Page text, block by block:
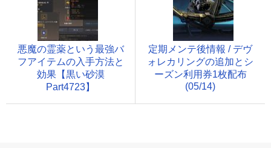
悪魔の霊薬という最強バ
フアイテムの入手方法と
効果【黒い砂漠
Part4723】
定期メンテ後情報 / デヴ
ォレカリングの追加とシ
ーズン利用券1枚配布
(05/14)